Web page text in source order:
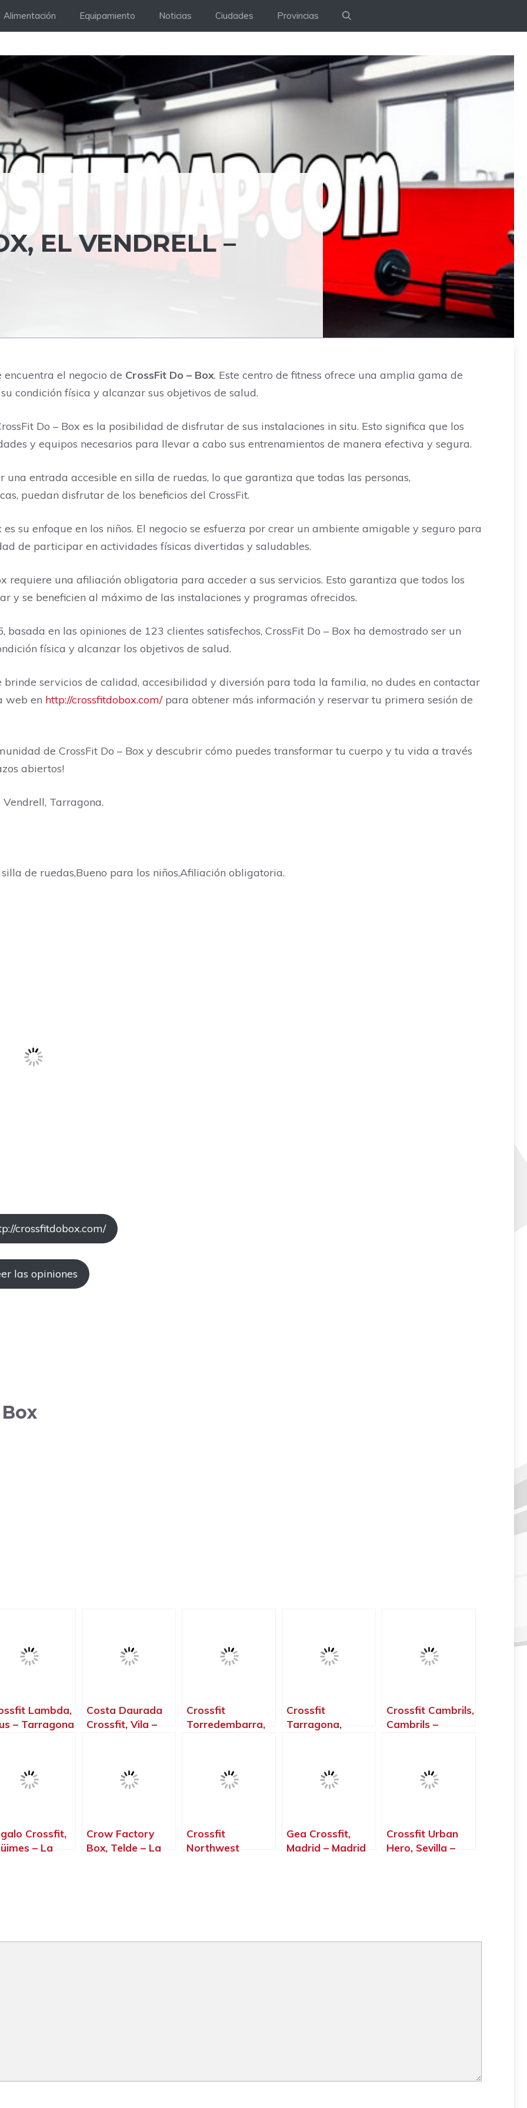
Alimentación Equipamiento Noticias Ciudades Provincias
EL VENDRELL –
encuentra el negocio de CrossFit Do – Box. Este centro de fitness ofrece una amplia gama de
condición física y alcanzar sus objetivos de salud.
Do – Box es la posibilidad de disfrutar de sus instalaciones in situ. Esto significa que los
y equipos necesarios para llevar a cabo sus entrenamientos de manera efectiva y segura.
una entrada accesible en silla de ruedas, lo que garantiza que todas las personas,
puedan disfrutar de los beneficios del CrossFit.
su enfoque en los niños. El negocio se esfuerza por crear un ambiente amigable y seguro para
de participar en actividades físicas divertidas y saludables.
requiere una afiliación obligatoria para acceder a sus servicios. Esto garantiza que todos los
y se beneficien al máximo de las instalaciones y programas ofrecidos.
en las opiniones de 123 clientes satisfechos, CrossFit Do – Box ha demostrado ser un
física y alcanzar los objetivos de salud.
brinde servicios de calidad, accesibilidad y diversión para toda la familia, no dudes en contactar
web en http://crossfitdobox.com/para obtener más información y reservar tu primera sesión de
de CrossFit Do – Box y descubrir cómo puedes transformar tu cuerpo y tu vida a través
abiertos!
Tarragona.
de ruedas,Bueno para los niños,Afiliación obligatoria.
crossfitdobox.com/
las opiniones
Lambda,
– Tarragona
Costa Daurada
Crossfit, Vila –
Crossfit
Torredembarra,
Crossfit
Tarragona,
Crossfit Cambrils,
Cambrils –
Crossfit,
– La
Crow Factory
Box, Telde – La
Crossfit
Northwest
Gea Crossfit,
Madrid – Madrid
Crossfit Urban
Hero, Sevilla –